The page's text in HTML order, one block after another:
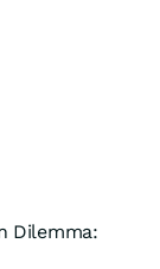
Dilemma: